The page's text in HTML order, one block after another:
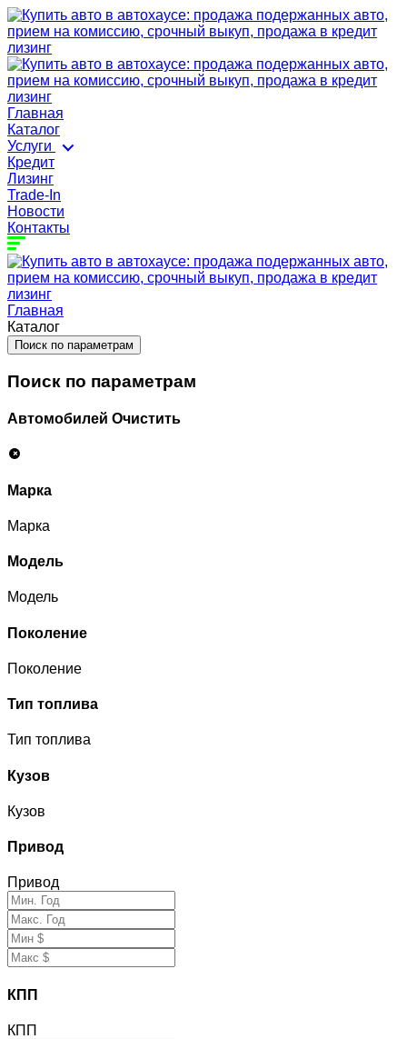
Главная
Каталог
Услуги
Кредит
Лизинг
Trade-In
Новости
Контакты
Главная
Каталог
Поиск по параметрам
Поиск по параметрам
Автомобилей Очистить
Марка
Марка
Модель
Модель
Поколение
Поколение
Тип топлива
Тип топлива
Кузов
Кузов
Привод
Привод
КПП
КПП